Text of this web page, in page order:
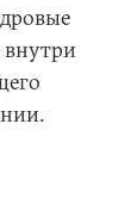
внутри